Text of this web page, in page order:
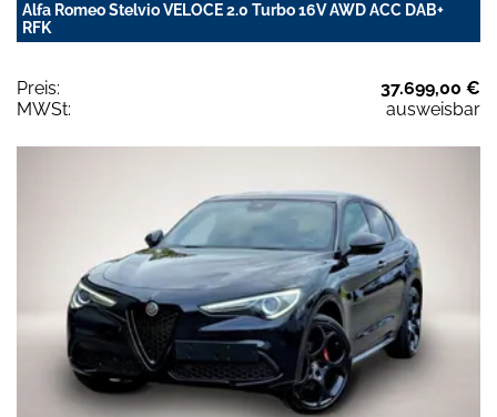
Alfa Romeo Stelvio VELOCE 2.0 Turbo 16V AWD ACC DAB+
RFK
Preis:
37.699,00 €
MWSt:
ausweisbar